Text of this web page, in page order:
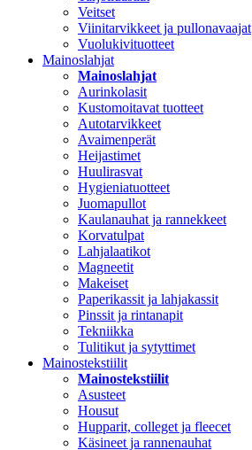
Veitset
Viinitarvikkeet ja pullonavaajat
Vuolukivituotteet
Mainoslahjat
Mainoslahjat
Aurinkolasit
Kustomoitavat tuotteet
Autotarvikkeet
Avaimenperät
Heijastimet
Huulirasvat
Hygieniatuotteet
Juomapullot
Kaulanauhat ja rannekkeet
Korvatulpat
Lahjalaatikot
Magneetit
Makeiset
Paperikassit ja lahjakassit
Pinssit ja rintanapit
Tekniikka
Tulitikut ja sytyttimet
Mainostekstiilit
Mainostekstiilit
Asusteet
Housut
Hupparit, colleget ja fleecet
Käsineet ja rannenauhat